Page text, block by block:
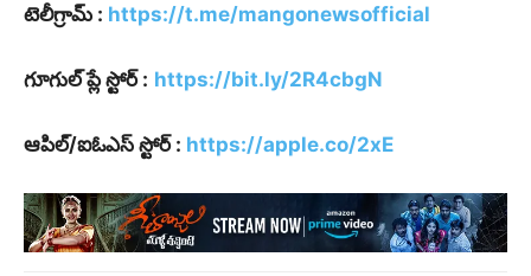
టెలీగ్రామ్ : https://t.me/mangonewsofficial
గూగుల్ ప్లే స్టోర్ : https://bit.ly/2R4cbgN
ఆపిల్/ఐఓఎస్ స్టోర్ : https://apple.co/2xE